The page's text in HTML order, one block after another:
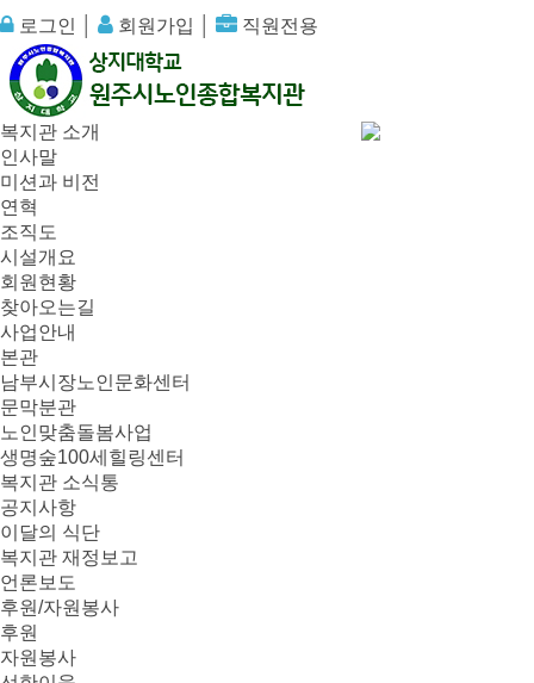
로그인 회원가입 직원전용
복지관 소개
인사말
미션과 비전
연혁
조직도
시설개요
회원현황
찾아오는길
사업안내
본관
남부시장노인문화센터
문막분관
노인맞춤돌봄사업
생명숲100세힐링센터
복지관 소식통
공지사항
이달의 식단
복지관 재정보고
언론보도
후원/자원봉사
후원
자원봉사